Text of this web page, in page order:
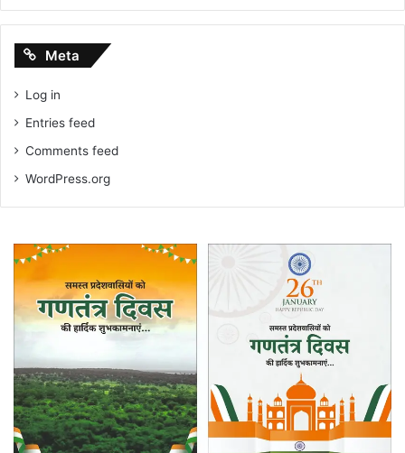
Meta
Log in
Entries feed
Comments feed
WordPress.org